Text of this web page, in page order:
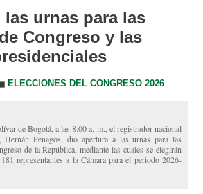
las urnas para las
Congreso y las
ELECCIONES DEL CONGRESO 2026
de Bogotá, a las 8:00 a. m., el registrador nacional
Penagos, dio apertura a las urnas para las
de la República, mediante las cuales se elegirán
representantes a la Cámara para el periodo 2026-